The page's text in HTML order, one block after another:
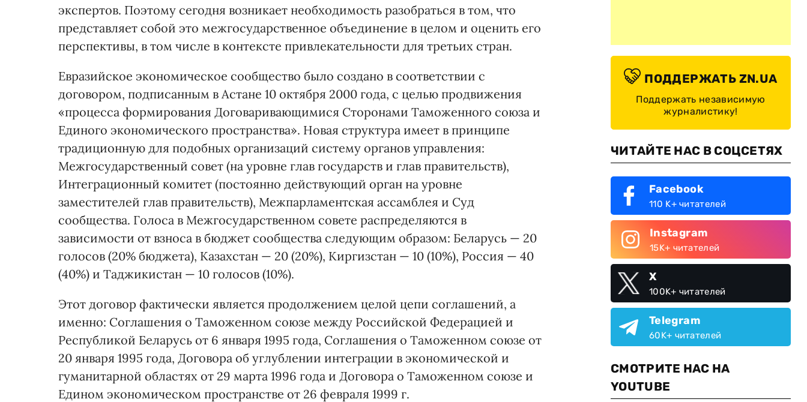
экспертов. Поэтому сегодня возникает необходимость разобраться в том, что
представляет собой это межгосударственное объединение в целом и оценить его
перспективы, в том числе в контексте привлекательности для третьих стран.
Евразийское экономическое сообщество было создано в соответствии с
договором, подписанным в Астане 10 октября 2000 года, с целью продвижения
«процесса формирования Договаривающимися Сторонами Таможенного союза и
Единого экономического пространства». Новая структура имеет в принципе
традиционную для подобных организаций систему органов управления:
Межгосударственный совет (на уровне глав государств и глав правительств),
Интеграционный комитет (постоянно действующий орган на уровне
заместителей глав правительств), Межпарламентская ассамблея и Суд
сообщества. Голоса в Межгосударственном совете распределяются в
зависимости от взноса в бюджет сообщества следующим образом: Беларусь — 20
голосов (20% бюджета), Казахстан — 20 (20%), Киргизстан — 10 (10%), Россия — 40
(40%) и Таджикистан — 10 голосов (10%).
Этот договор фактически является продолжением целой цепи соглашений, а
именно: Соглашения о Таможенном союзе между Российской Федерацией и
Республикой Беларусь от 6 января 1995 года, Соглашения о Таможенном союзе от
20 января 1995 года, Договора об углублении интеграции в экономической и
гуманитарной областях от 29 марта 1996 года и Договора о Таможенном союзе и
Едином экономическом пространстве от 26 февраля 1999 г.
ПОДДЕРЖАТЬ ZN.UA
Поддержать независимую
журналистику!
ЧИТАЙТЕ НАС В СОЦСЕТЯХ
Facebook
110 K+ читателей
Instagram
15K+ читателей
X
100K+ читателей
Telegram
60K+ читателей
СМОТРИТЕ НАС НА
YOUTUBE